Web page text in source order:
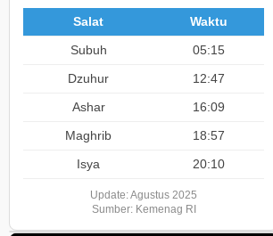
Salat
Waktu
Subuh
05:15
Dzuhur
12:47
Ashar
16:09
Maghrib
18:57
Isya
20:10
Update: Agustus 2025
Sumber: Kemenag RI